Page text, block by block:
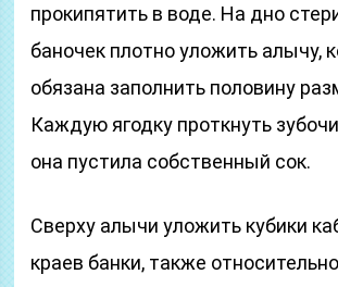
прокипятить в воде. На дно
баночек плотно уложить алычу,
обязана заполнить половину
Каждую ягодку проткнуть
она пустила собственный сок.
Сверху алычи уложить кубики
краев банки, также